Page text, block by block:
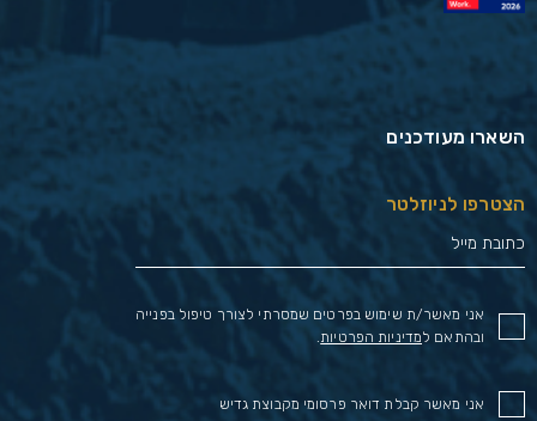
השארו מעודכנים
הצטרפו לניוזלטר
אני מאשר/ת שימוש בפרטים שמסרתי לצורך טיפול בפנייה
ובהתאם למדיניות הפרטיות.
אני מאשר קבלת דואר פרסומי מקבוצת גדיש